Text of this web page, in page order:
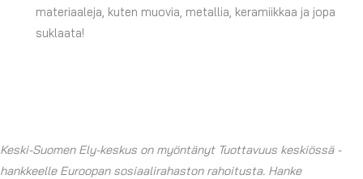
materiaaleja, kuten muovia, metallia, keramiikkaa ja jopa
suklaata!
Keski-Suomen Ely-keskus on myöntänyt Tuottavuus keskiössä -
hankkeelle Euroopan sosiaalirahaston rahoitusta. Hanke